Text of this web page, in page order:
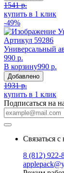
1541 р.
купить в 1 клик
-49%
Артикул 59286
Универсальный
990 р.
В корзину990 р.
Добавлено
1931 р.
купить в 1 клик
Подписаться на
Связаться с
8 (812) 922-